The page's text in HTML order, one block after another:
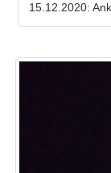
15.12.2020: